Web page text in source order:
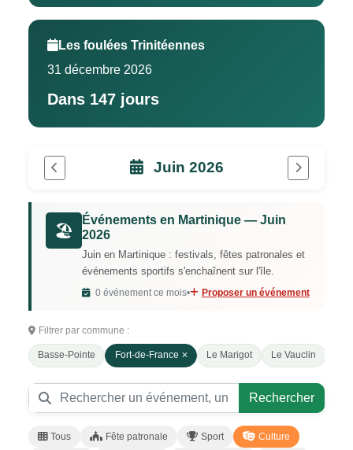
Les foulées Trinitéennes
31 décembre 2026
Dans 147 jours
Juin 2026
🏖️
Événements en Martinique — Juin
2026
Juin en Martinique : festivals, fêtes patronales et
événements sportifs s'enchaînent sur l'île.
0 événement ce mois• Proposer un événement
Filtrer par commune :
Basse-Pointe Fort-de-France Le Marigot Le Vauclin
Rechercher
Tous Fête patronale Sport Culture